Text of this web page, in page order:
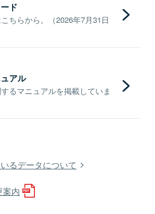
ド
ちらから。（2026年7月31日
アル
るマニュアルを掲載していま
るデータについて
案内